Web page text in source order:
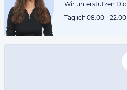
Wir unterstützen
Täglich 08:00 -